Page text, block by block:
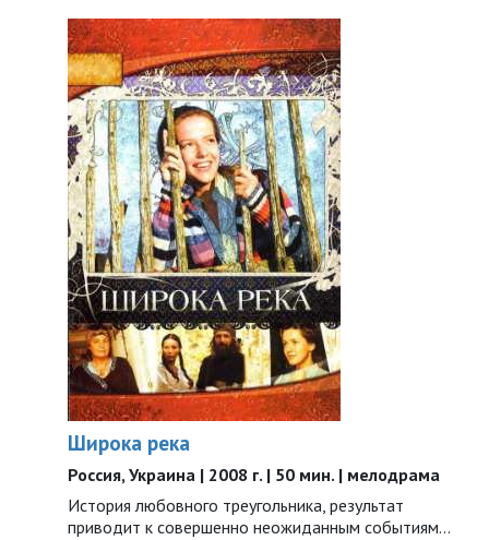
Широка река
Россия, Украина | 2008 г. | 50 мин. | мелодрама
История любовного треугольника, результат
приводит к совершенно неожиданным событиям...